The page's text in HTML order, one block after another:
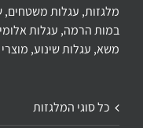
מלגזות, עגלות
במות הרמה, עגלות
משא, עגלות שינוע,
כל סוגי המלגזות